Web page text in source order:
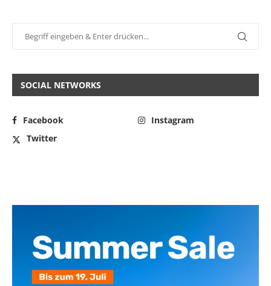
SOCIAL NETWORKS
Facebook
Instagram
Twitter